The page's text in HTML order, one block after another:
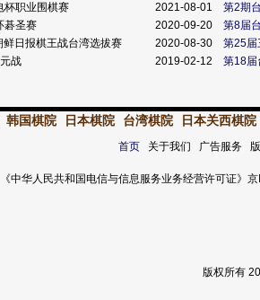
杯职业围棋赛 2021-08-01
第2期
碁圣赛 2020-09-20
第8届
日报棋王战台湾选拔赛 2020-08-30
第25届
战 2019-02-12 第18届
韩国棋院 日本棋院 台湾棋院 日本关西棋院
首页关于我们 广告服务
《中华人民共和国电信与信息服务业务经营许可证
版权所有